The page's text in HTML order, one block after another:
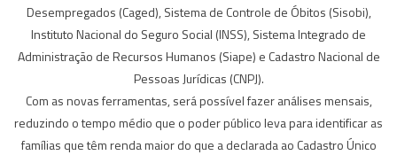
Desempregados (Caged), Sistema de Controle de Óbitos (Sisobi),
Instituto Nacional do Seguro Social (INSS), Sistema Integrado de
Administração de Recursos Humanos (Siape) e Cadastro Nacional de
Pessoas Jurídicas (CNPJ).
Com as novas ferramentas, será possível fazer análises mensais,
reduzindo o tempo médio que o poder público leva para identificar as
famílias que têm renda maior do que a declarada ao Cadastro Único